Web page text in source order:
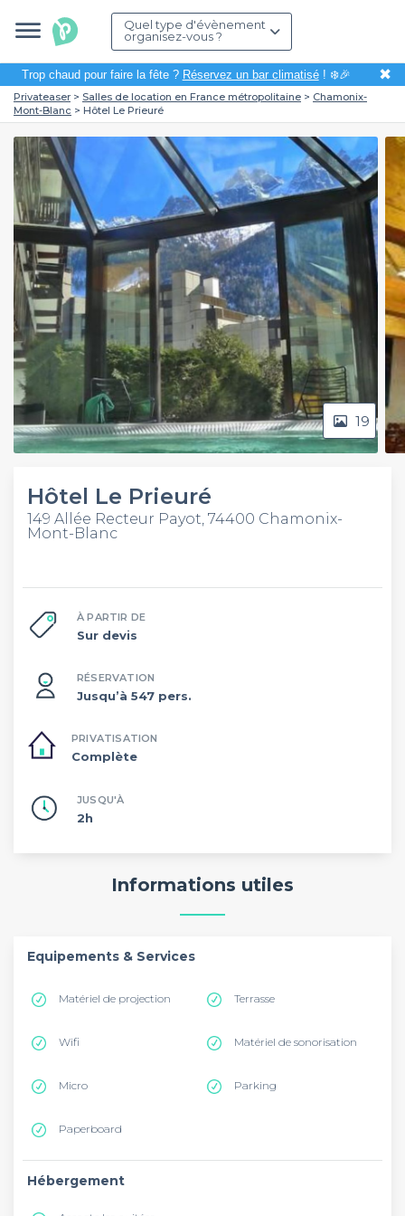
Quel type d'évènement
organisez-vous ?
Trop chaud pour faire la fête ? Réservez un bar climatisé! ❄️🎉 ✖
Privateaser Salles de location en France métropolitaine
Chamonix-
Mont-Blanc
Hôtel Le Prieuré
19
Hôtel Le Prieuré
149 Allée Recteur Payot, 74400 Chamonix-
Mont-Blanc
À PARTIR DE
Sur devis
RÉSERVATION
Jusqu’à 547 pers.
PRIVATISATION
Complète
JUSQU'À
2h
Informations utiles
Equipements & Services
Matériel de projection Terrasse
Wifi Matériel de sonorisation
Micro Parking
Paperboard
Hébergement